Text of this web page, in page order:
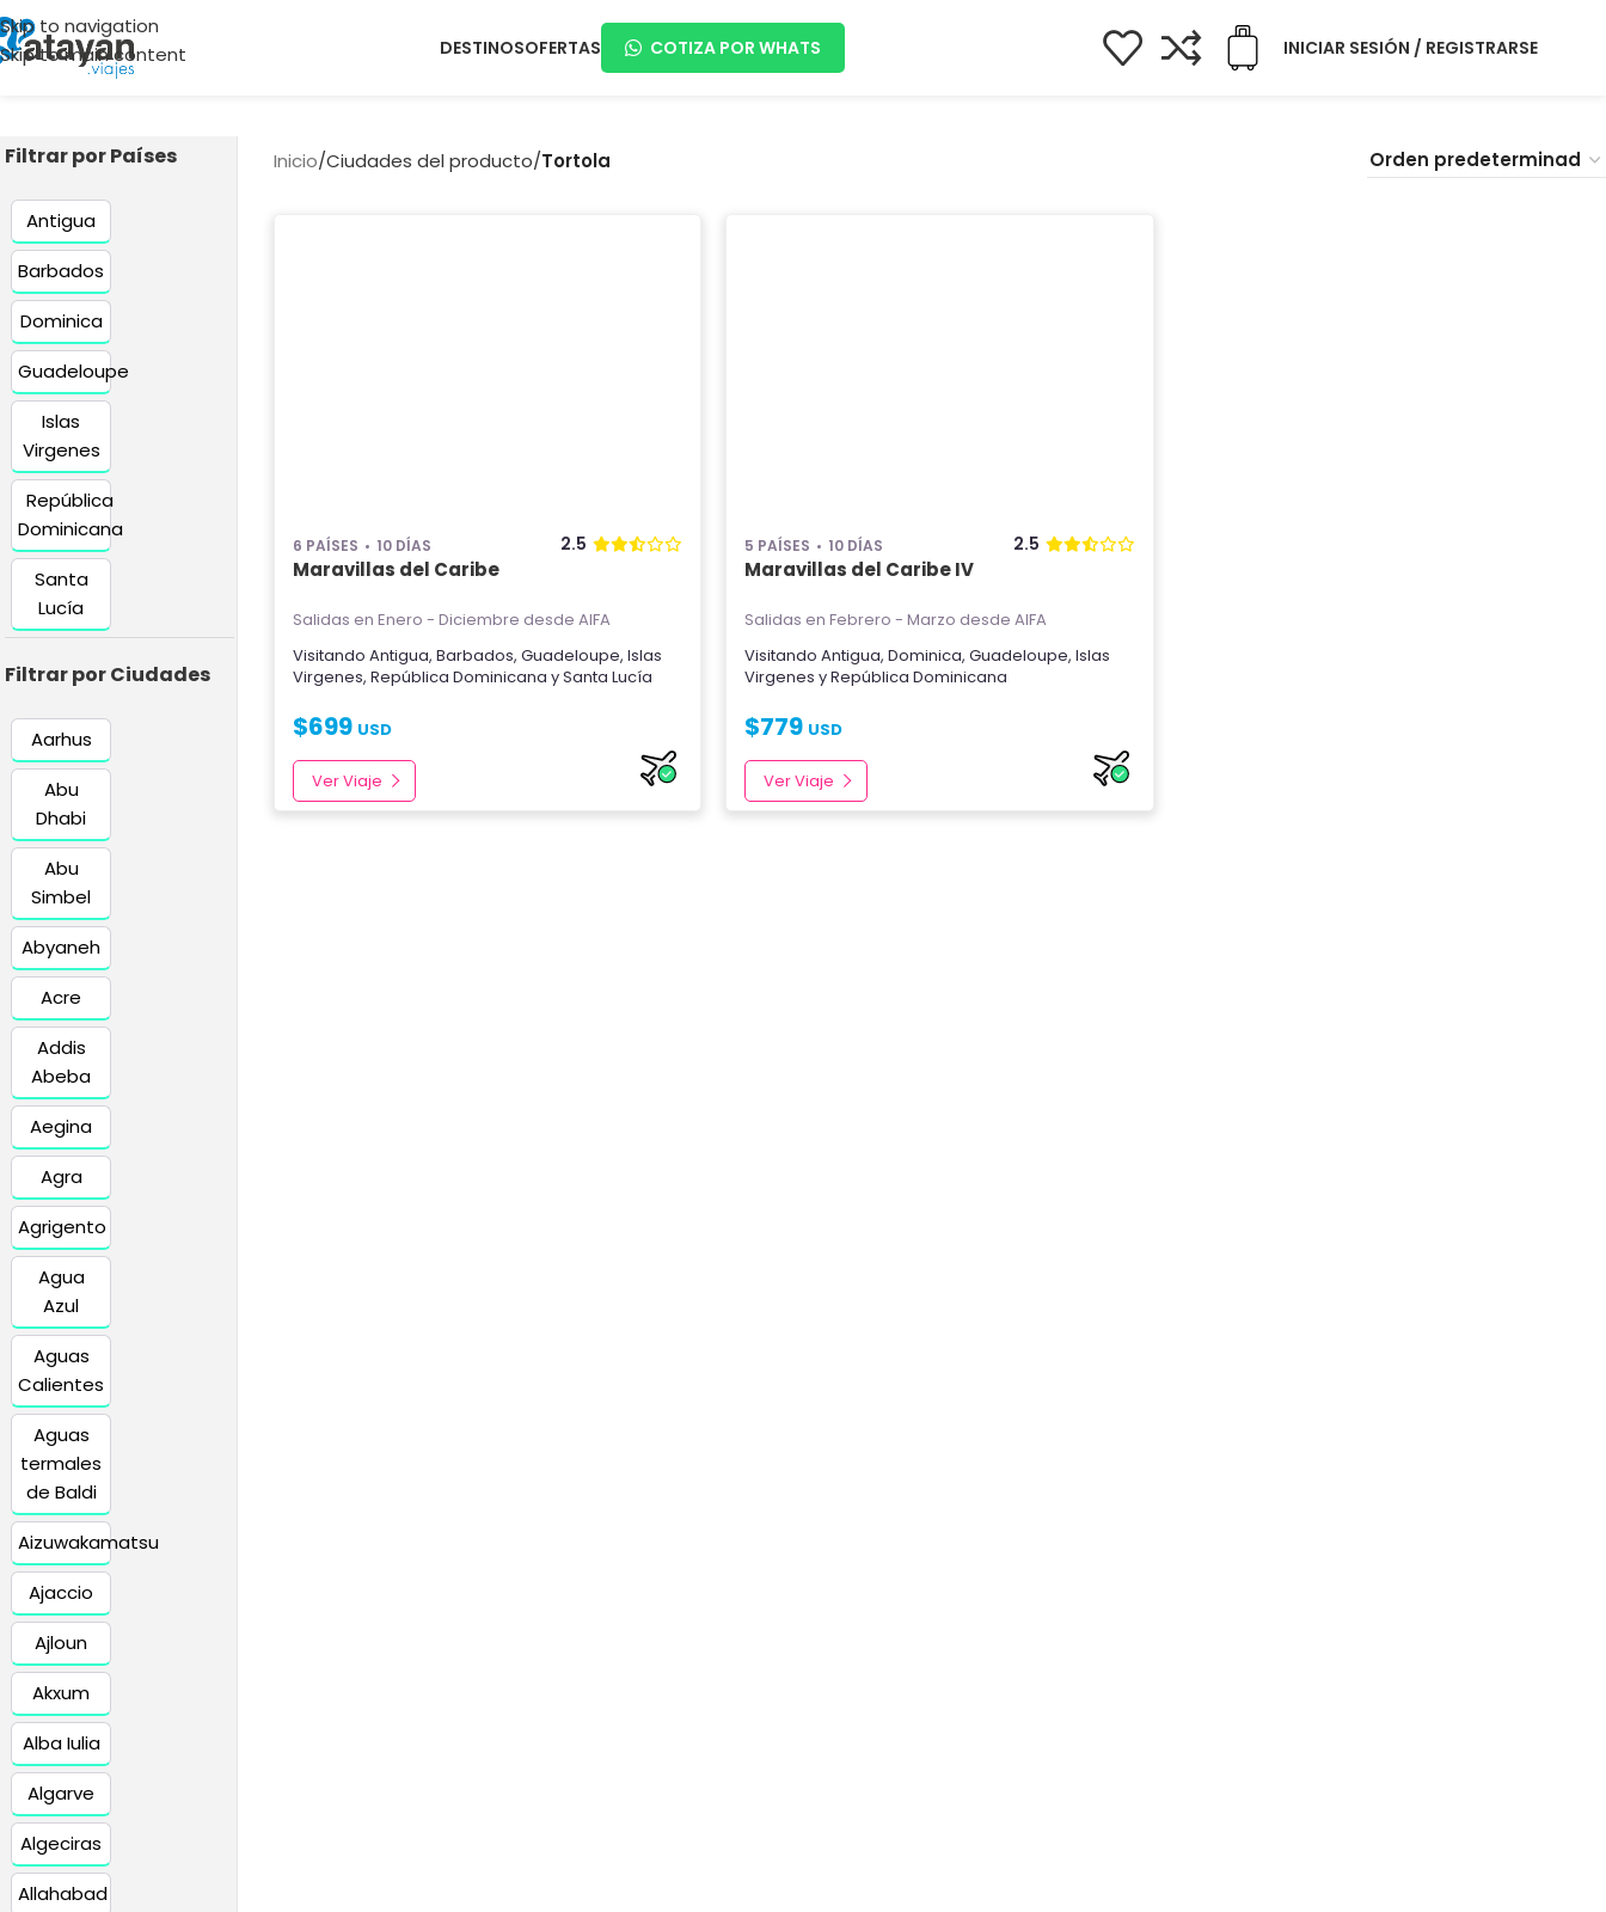
Skip to navigation
Skip to main content
DESTINOSOFERTAS COTIZA POR WHATS INICIAR SESIÓN / REGISTRARSE
Filtrar por Países
Antigua
Barbados
Dominica
Guadeloupe
Islas
Virgenes
República
Dominicana
Santa
Lucía
Filtrar por Ciudades
Aarhus
Abu
Dhabi
Abu
Simbel
Abyaneh
Acre
Addis
Abeba
Aegina
Agra
Agrigento
Agua
Azul
Aguas
Calientes
Aguas
termales
de Baldi
Aizuwakamatsu
Ajaccio
Ajloun
Akxum
Alba Iulia
Algarve
Algeciras
Allahabad
Inicio/Ciudades del producto/Tortola
6 PAÍSES 10 DÍAS 2.5
Maravillas del Caribe
Salidas en Enero - Diciembre desde AIFA
Visitando Antigua, Barbados, Guadeloupe, Islas
Virgenes, República Dominicana ySanta Lucía
$699 USD
Ver Viaje
5 PAÍSES 10 DÍAS 2.5
Maravillas del Caribe IV
Salidas en Febrero - Marzo desde AIFA
VisitandoAntigua,Dominica,Guadeloupe,Islas
Virgenes yRepública Dominicana
$779 USD
Ver Viaje